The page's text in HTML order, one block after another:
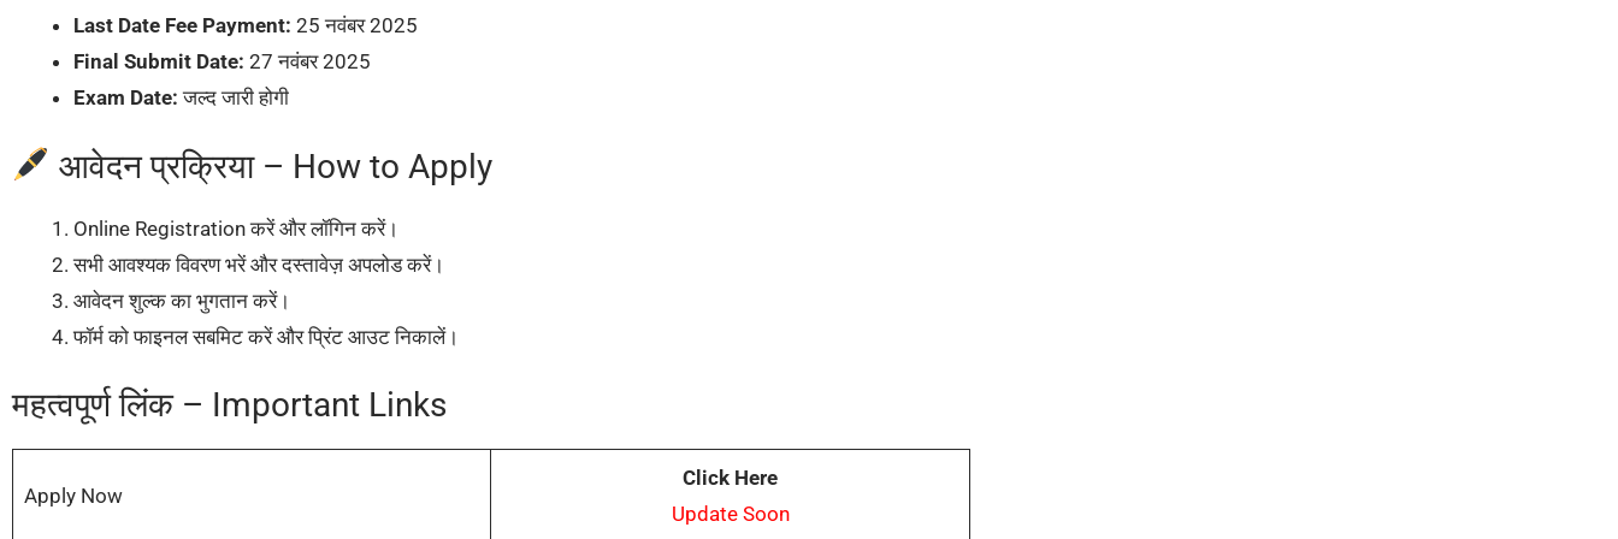
Last Date Fee Payment: 25 नवंबर 2025
Final Submit Date: 27 नवंबर 2025
Exam Date: जल्द जारी होगी
आवेदन प्रक्रिया – How to Apply
Online Registration करें और लॉगिन करें।
सभी आवश्यक विवरण भरें और दस्तावेज़ अपलोड करें।
आवेदन शुल्क का भुगतान करें।
फॉर्म को फाइनल सबमिट करें और प्रिंट आउट निकालें।
महत्वपूर्ण लिंक – Important Links
Apply Now
Click Here
Update Soon